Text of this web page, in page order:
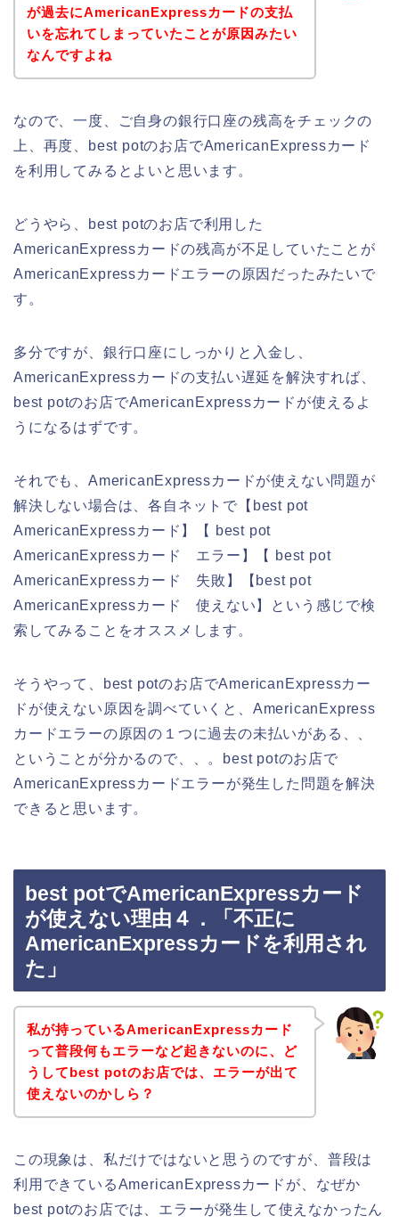
が過去にAmericanExpressカードの支払
いを忘れてしまっていたことが原因みたい
なんですよね
なので、一度、ご自身の銀行口座の残高をチェックの
上、再度、best potのお店でAmericanExpressカード
を利用してみるとよいと思います。
どうやら、best potのお店で利用した
AmericanExpressカードの残高が不足していたことが
AmericanExpressカードエラーの原因だったみたいで
す。
多分ですが、銀行口座にしっかりと入金し、
AmericanExpressカードの支払い遅延を解決すれば、
best potのお店でAmericanExpressカードが使えるよ
うになるはずです。
それでも、AmericanExpressカードが使えない問題が
解決しない場合は、各自ネットで【best pot
AmericanExpressカード】【 best pot
AmericanExpressカード エラー】【 best pot
AmericanExpressカード 失敗】【best pot
AmericanExpressカード 使えない】という感じで検
索してみることをオススメします。
そうやって、best potのお店でAmericanExpressカー
ドが使えない原因を調べていくと、AmericanExpress
カードエラーの原因の１つに過去の未払いがある、、
ということが分かるので、、。best potのお店で
AmericanExpressカードエラーが発生した問題を解決
できると思います。
best potでAmericanExpressカード
が使えない理由４．「不正に
AmericanExpressカードを利用され
た」
私が持っているAmericanExpressカード
って普段何もエラーなど起きないのに、ど
うしてbest potのお店では、エラーが出て
使えないのかしら？
この現象は、私だけではないと思うのですが、普段は
利用できているAmericanExpressカードが、なぜか
best potのお店では、エラーが発生して使えなかったん